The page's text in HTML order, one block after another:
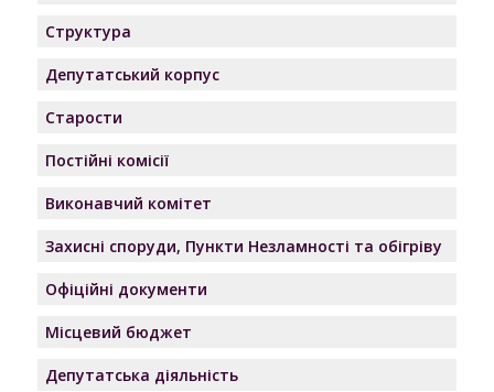
Структура
Депутатський корпус
Старости
Постійні комісії
Виконавчий комітет
Захисні споруди, Пункти Незламності та обігріву
Офіційні документи
Місцевий бюджет
Депутатська діяльність